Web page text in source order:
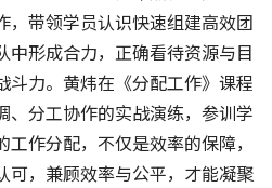
，带领学员认识快速组建高效团
中形成合力，正确看待资源与目
斗力。黄炜在《分配工作》课程
、分工协作的实战演练，参训学
作分配，不仅是效率的保障，
可，兼顾效率与公平，才能凝聚